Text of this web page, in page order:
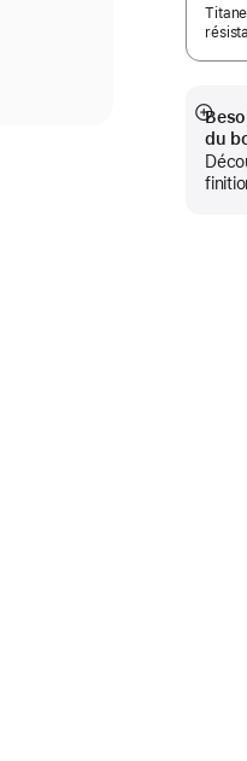
du
plus